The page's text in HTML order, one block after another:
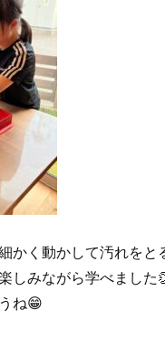
かく動かして汚れをと
しみながら学べました
ね😁